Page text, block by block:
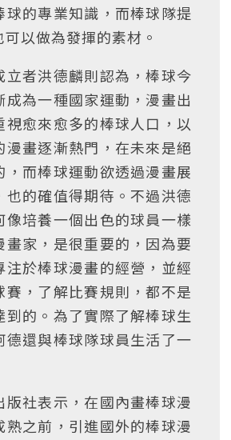
球的專業知識，而棒球隊提
以做為發揮的素材。
立者洪德麟則認為，棒球今
成為一種國家運動，漫畫出
視愈來愈多的棒球人口，以
漫畫逐漸熱門，在未來是絕
，而棒球運動欲透過漫畫展
也的確值得期待。不過洪德
像培養一個出色的球員一樣
畫家，是很重要的，因為要
注於棒球漫畫的經營，並經
賽，了解比賽規則，都不是
到的。為了實際了解棒球生
德還與棒球隊球員生活了一
版社表示，在國內畫棒球漫
熟之前，引進國外的棒球漫